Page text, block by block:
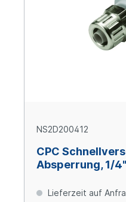
NS2D200412
CPC
Absperrung, 1/
Polypropylen
Lieferzeit auf